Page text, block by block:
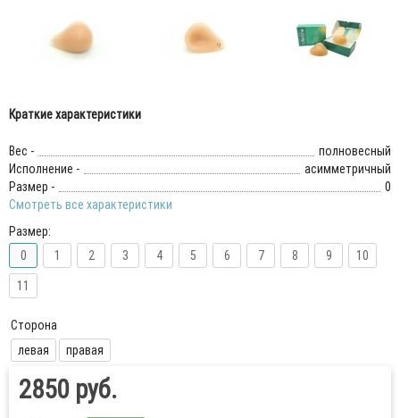
Краткие характеристики
Вес -
полновесный
Исполнение -
асимметричный
Размер -
0
Смотреть все характеристики
Размер:
0
1 2 3 4 5 6 7 8 9
10
11
Сторона
левая
правая
2850 руб.